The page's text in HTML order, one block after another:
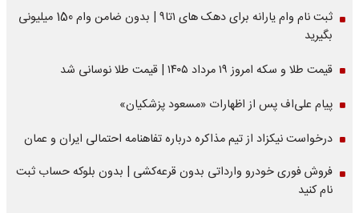
ثبت نام وام یارانه برای دهک های ۱تا۹ | بدون ضامن وام 150 میلیونی
بگیرید
قیمت طلا و سکه امروز ۱۹ مرداد ۱۴۰۵ | قیمت طلا نوسانی شد
پیام علی‌اف پس از اظهارات «مسعود پزشکیان»
درخواست نیکزاد از تیم مذاکره درباره تفاهنامه احتمالی ایران و عمان
فروش فوری خودرو وارداتی بدون قرعه‌کشی | بدون بلوکه حساب ثبت
نام کنید